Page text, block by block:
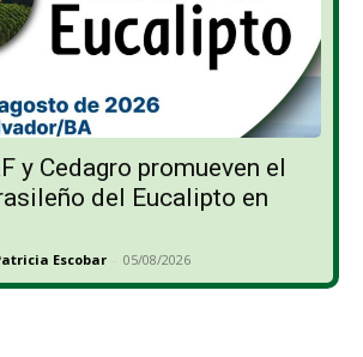
y Cedagro promueven el
del Eucalipto en
Escobar - 05/08/2026